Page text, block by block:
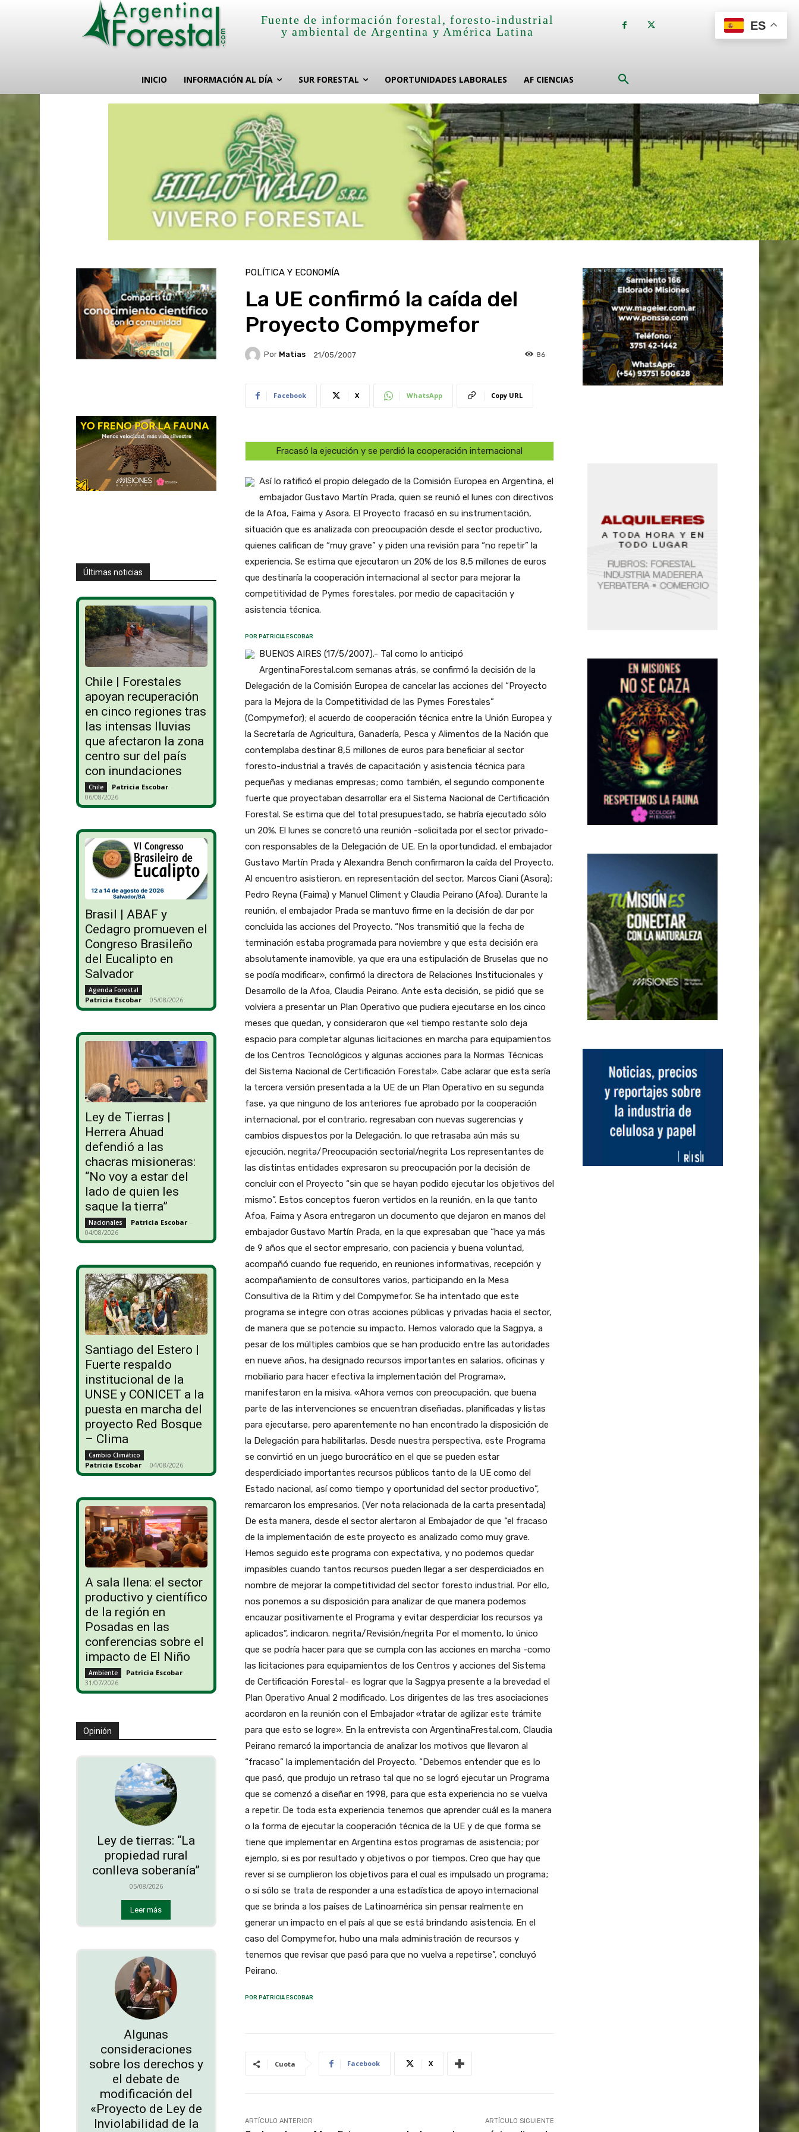
Fuente de información forestal, foresto-industrial
y ambiental de Argentina y América Latina
INICIO INFORMACIÓN AL DÍA SUR FORESTAL OPORTUNIDADES LABORALES AF CIENCIAS
Últimas noticias
Chile | Forestales
apoyan recuperación
en cinco regiones tras
las intensas lluvias
que afectaron la zona
centro sur del país
con inundaciones
Chile Patricia Escobar -
06/08/2026
Brasil | ABAF y
Cedagro promueven el
Congreso Brasileño
del Eucalipto en
Salvador
Agenda Forestal
Patricia Escobar - 05/08/2026
Ley de Tierras |
Herrera Ahuad
defendió a las
chacras misioneras:
“No voy a estar del
lado de quien les
saque la tierra”
Nacionales Patricia Escobar -
04/08/2026
Santiago del Estero |
Fuerte respaldo
institucional de la
UNSE y CONICET a la
puesta en marcha del
proyecto Red Bosque
– Clima
Cambio Climático
Patricia Escobar - 04/08/2026
A sala llena: el sector
productivo y científico
de la región en
Posadas en las
conferencias sobre el
impacto de El Niño
Ambiente Patricia Escobar -
31/07/2026
Opinión
Ley de tierras: “La
propiedad rural
conlleva soberanía”
05/08/2026
Leer más
Algunas
consideraciones
sobre los derechos y
el debate de
modificación del
«Proyecto de Ley de
Inviolabilidad de la
POLÍTICA Y ECONOMÍA
La UE confirmó la caída del
Proyecto Compymefor
Por Matias 21/05/2007 86
Facebook X WhatsApp Copy URL
Fracasó la ejecución y se perdió la cooperación internacional
Así lo ratificó el propio delegado de la Comisión Europea en Argentina, el
embajador Gustavo Martín Prada, quien se reunió el lunes con directivos
de la Afoa, Faima y Asora. El Proyecto fracasó en su instrumentación,
situación que es analizada con preocupación desde el sector productivo,
quienes califican de “muy grave” y piden una revisión para “no repetir” la
experiencia. Se estima que ejecutaron un 20% de los 8,5 millones de euros
que destinaría la cooperación internacional al sector para mejorar la
competitividad de Pymes forestales, por medio de capacitación y
asistencia técnica.
POR PATRICIA ESCOBAR
BUENOS AIRES (17/5/2007).- Tal como lo anticipó
ArgentinaForestal.com semanas atrás, se confirmó la decisión de la
Delegación de la Comisión Europea de cancelar las acciones del “Proyecto
para la Mejora de la Competitividad de las Pymes Forestales”
(Compymefor); el acuerdo de cooperación técnica entre la Unión Europea y
la Secretaría de Agricultura, Ganadería, Pesca y Alimentos de la Nación que
contemplaba destinar 8,5 millones de euros para beneficiar al sector
foresto-industrial a través de capacitación y asistencia técnica para
pequeñas y medianas empresas; como también, el segundo componente
fuerte que proyectaban desarrollar era el Sistema Nacional de Certificación
Forestal. Se estima que del total presupuestado, se habría ejecutado sólo
un 20%. El lunes se concretó una reunión -solicitada por el sector privado-
con responsables de la Delegación de UE. En la oportundidad, el embajador
Gustavo Martín Prada y Alexandra Bench confirmaron la caída del Proyecto.
Al encuentro asistieron, en representación del sector, Marcos Ciani (Asora);
Pedro Reyna (Faima) y Manuel Climent y Claudia Peirano (Afoa). Durante la
reunión, el embajador Prada se mantuvo firme en la decisión de dar por
concluida las acciones del Proyecto. “Nos transmitió que la fecha de
terminación estaba programada para noviembre y que esta decisión era
absolutamente inamovible, ya que era una estipulación de Bruselas que no
se podía modificar», confirmó la directora de Relaciones Institucionales y
Desarrollo de la Afoa, Claudia Peirano. Ante esta decisión, se pidió que se
volviera a presentar un Plan Operativo que pudiera ejecutarse en los cinco
meses que quedan, y consideraron que «el tiempo restante solo deja
espacio para completar algunas licitaciones en marcha para equipamientos
de los Centros Tecnológicos y algunas acciones para la Normas Técnicas
del Sistema Nacional de Certificación Forestal». Cabe aclarar que esta sería
la tercera versión presentada a la UE de un Plan Operativo en su segunda
fase, ya que ninguno de los anteriores fue aprobado por la cooperación
internacional, por el contrario, regresaban con nuevas sugerencias y
cambios dispuestos por la Delegación, lo que retrasaba aún más su
ejecución. negrita/Preocupación sectorial/negrita Los representantes de
las distintas entidades expresaron su preocupación por la decisión de
concluir con el Proyecto “sin que se hayan podido ejecutar los objetivos del
mismo”. Estos conceptos fueron vertidos en la reunión, en la que tanto
Afoa, Faima y Asora entregaron un documento que dejaron en manos del
embajador Gustavo Martín Prada, en la que expresaban que “hace ya más
de 9 años que el sector empresario, con paciencia y buena voluntad,
acompañó cuando fue requerido, en reuniones informativas, recepción y
acompañamiento de consultores varios, participando en la Mesa
Consultiva de la Ritim y del Compymefor. Se ha intentado que este
programa se integre con otras acciones públicas y privadas hacia el sector,
de manera que se potencie su impacto. Hemos valorado que la Sagpya, a
pesar de los múltiples cambios que se han producido entre las autoridades
en nueve años, ha designado recursos importantes en salarios, oficinas y
mobiliario para hacer efectiva la implementación del Programa»,
manifestaron en la misiva. «Ahora vemos con preocupación, que buena
parte de las intervenciones se encuentran diseñadas, planificadas y listas
para ejecutarse, pero aparentemente no han encontrado la disposición de
la Delegación para habilitarlas. Desde nuestra perspectiva, este Programa
se convirtió en un juego burocrático en el que se pueden estar
desperdiciado importantes recursos públicos tanto de la UE como del
Estado nacional, así como tiempo y oportunidad del sector productivo”,
remarcaron los empresarios. (Ver nota relacionada de la carta presentada)
De esta manera, desde el sector alertaron al Embajador de que “el fracaso
de la implementación de este proyecto es analizado como muy grave.
Hemos seguido este programa con expectativa, y no podemos quedar
impasibles cuando tantos recursos pueden llegar a ser desperdiciados en
nombre de mejorar la competitividad del sector foresto industrial. Por ello,
nos ponemos a su disposición para analizar de que manera podemos
encauzar positivamente el Programa y evitar desperdiciar los recursos ya
aplicados”, indicaron. negrita/Revisión/negrita Por el momento, lo único
que se podría hacer para que se cumpla con las acciones en marcha -como
las licitaciones para equipamientos de los Centros y acciones del Sistema
de Certificación Forestal- es lograr que la Sagpya presente a la brevedad el
Plan Operativo Anual 2 modificado. Los dirigentes de las tres asociaciones
acordaron en la reunión con el Embajador «tratar de agilizar este trámite
para que esto se logre». En la entrevista con ArgentinaFrestal.com, Claudia
Peirano remarcó la importancia de analizar los motivos que llevaron al
“fracaso” la implementación del Proyecto. “Debemos entender que es lo
que pasó, que produjo un retraso tal que no se logró ejecutar un Programa
que se comenzó a diseñar en 1998, para que esta experiencia no se vuelva
a repetir. De toda esta experiencia tenemos que aprender cuál es la manera
o la forma de ejecutar la cooperación técnica de la UE y de que forma se
tiene que implementar en Argentina estos programas de asistencia; por
ejemplo, si es por resultado y objetivos o por tiempos. Creo que hay que
rever si se cumplieron los objetivos para el cual es impulsado un programa;
o si sólo se trata de responder a una estadística de apoyo internacional
que se brinda a los países de Latinoamérica sin pensar realmente en
generar un impacto en el país al que se está brindando asistencia. En el
caso del Compymefor, hubo una mala administración de recursos y
tenemos que revisar que pasó para que no vuelva a repetirse”, concluyó
Peirano.
POR PATRICIA ESCOBAR
Cuota Facebook X
ARTÍCULO ANTERIOR ARTÍCULO SIGUIENTE
ES